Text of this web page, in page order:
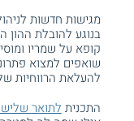
מגישות חדשות
בנוגע להובלת ההון
קופא על שמריו
שואפים למצוא
להעלאת הרווחיות
התכנית לתואר